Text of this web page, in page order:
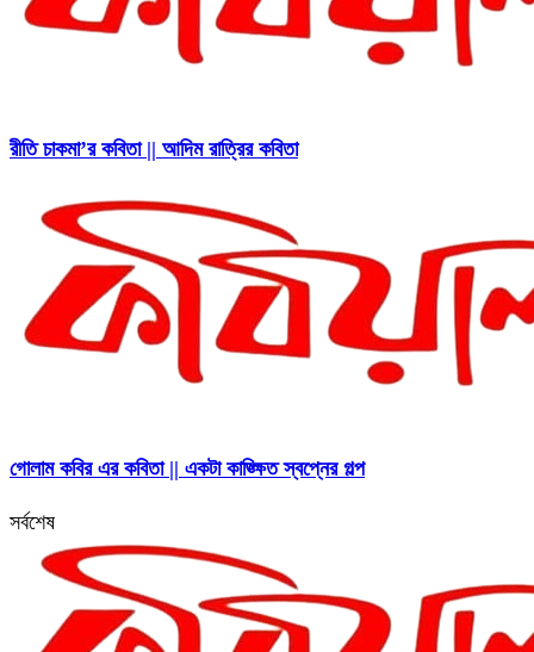
রীতি চাকমা’র কবিতা || আদিম রাত্রির কবিতা
গোলাম কবির এর কবিতা || একটা কাঙ্ক্ষিত স্বপ্নের গল্প
সর্বশেষ